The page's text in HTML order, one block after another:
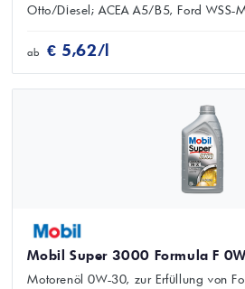
Otto/Diesel; ACEA A5/B5, Ford WSS-
ab € 5,62/l
Mobil Super 3000 Formula F
Motorenöl 0W-30, zur Erfüllung von